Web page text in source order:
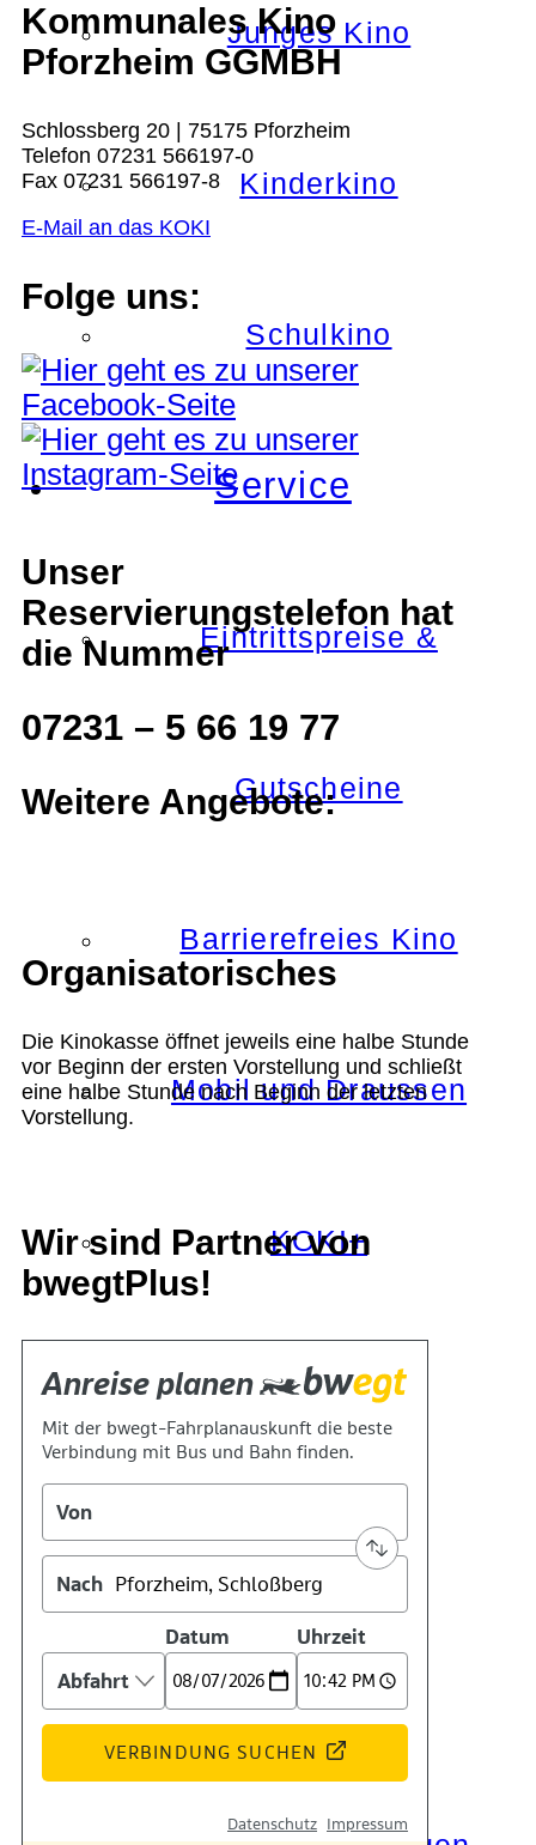
Junges Kino
Kinderkino
Schulkino
Service
Eintrittspreise &
Gutscheine
Barrierefreies Kino
Mobil und Draussen
KOKI+
Kontakt
Kino
Das Team
Kommunales Kino
Pforzheim GGMBH
Schlossberg 20 | 75175 Pforzheim
Telefon 07231 566197-0
Fax 07231 566197-8
E-Mail an das KOKI
Folge uns:
Unser
Reservierungstelefon hat
die Nummer
07231 – 5 66 19 77
Weitere Angebote:
Organisatorisches
Die Kinokasse öffnet jeweils eine halbe Stunde
vor Beginn der ersten Vorstellung und schließt
eine halbe Stunde nach Beginn der letzten
Vorstellung.
Wir sind Partner von
bwegtPlus!